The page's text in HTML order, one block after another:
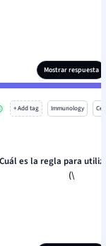
Mostrar respuesta
+ Add tag Immunology
es la regla para
(\